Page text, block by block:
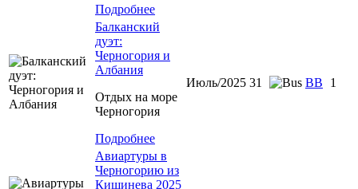
Подробнее
Балканский
дуэт:
Черногория и
Албания
Отдых на море
Черногория
Подробнее
Июль/2025 31 ВВ 1
Авиартуры в
Черногорию из
Кишинева 2025